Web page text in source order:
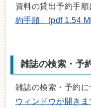
資料の貸出予約手
約手順」(pdf 1.54
雑誌の検索・予
雑誌の検索・予約に
ウィンドウが開きま